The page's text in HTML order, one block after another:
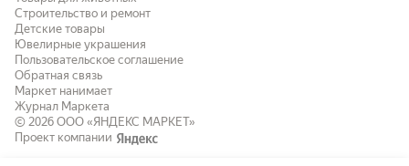
Строительство и ремонт
Детские товары
Ювелирные украшения
Пользовательское соглашение
Обратная связь
Маркет нанимает
Журнал Маркета
© 2026 ООО «ЯНДЕКС МАРКЕТ»
Проект компании